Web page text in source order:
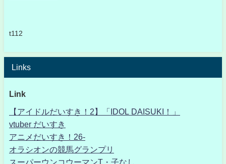
t112
Links
Link
【アイドルだいすき！2】「IDOL DAISUKI！」
vtuber だいすき
アニメだいすき！26-
オラシオンの競馬グランプリ
スーパーウンコウーマンT・子なし